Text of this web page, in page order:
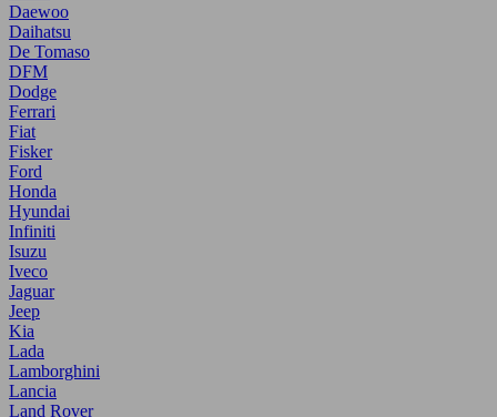
Daewoo
Daihatsu
De Tomaso
DFM
Dodge
Ferrari
Fiat
Fisker
Ford
Honda
Hyundai
Infiniti
Isuzu
Iveco
Jaguar
Jeep
Kia
Lada
Lamborghini
Lancia
Land Rover